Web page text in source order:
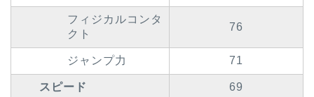
フィジカルコンタ
クト
76
ジャンプ力 71
スピード 69